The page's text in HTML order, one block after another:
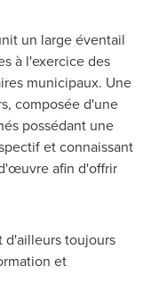
un large éventail
à l'exercice des
municipaux. Une
composée d'une
possédant une
et connaissant
afin d'offrir
d'ailleurs toujours
et